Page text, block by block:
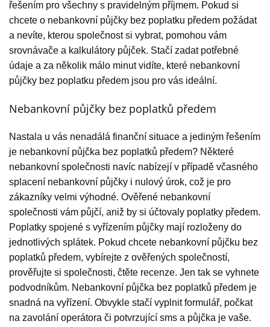
řešením pro všechny s pravidelným příjmem. Pokud si
chcete o nebankovní půjčky bez poplatku předem požádat
a nevíte, kterou společnost si vybrat, pomohou vám
srovnávače a kalkulátory půjček. Stačí zadat potřebné
údaje a za několik málo minut vidíte, které nebankovní
půjčky bez poplatku předem jsou pro vás ideální.
Nebankovní půjčky bez poplatků předem
Nastala u vás nenadálá finanční situace a jediným řešením
je nebankovní půjčka bez poplatků předem? Některé
nebankovní společnosti navíc nabízejí v případě včasného
splacení nebankovní půjčky i nulový úrok, což je pro
zákazníky velmi výhodné. Ověřené nebankovní
společnosti vám půjčí, aniž by si účtovaly poplatky předem.
Poplatky spojené s vyřízením půjčky mají rozloženy do
jednotlivých splátek. Pokud chcete nebankovní půjčku bez
poplatků předem, vybírejte z ověřených společností,
prověřujte si společnosti, čtěte recenze. Jen tak se vyhnete
podvodníkům. Nebankovní půjčka bez poplatků předem je
snadná na vyřízení. Obvykle stačí vyplnit formulář, počkat
na zavolání operátora či potvrzující sms a půjčka je vaše.